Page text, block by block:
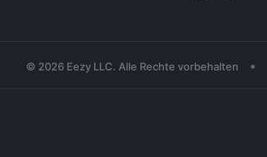
© 2026 Eezy LLC. Alle Rechte vorbehalten •